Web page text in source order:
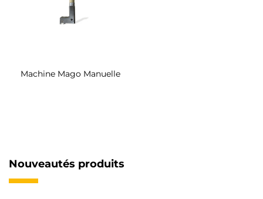
Machine Mago Manuelle
Nouveautés produits